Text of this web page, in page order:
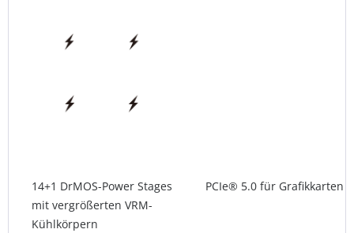
14+1 DrMOS-Power Stages
mit vergrößerten VRM-
Kühlkörpern
PCIe® 5.0 für Grafikkarten